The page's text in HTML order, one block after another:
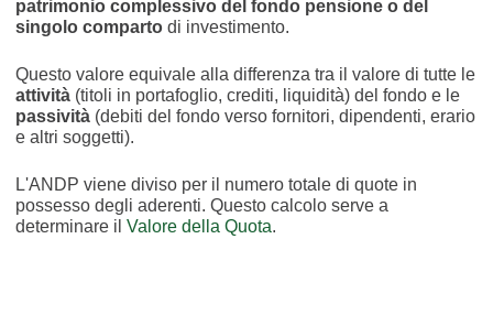
patrimonio complessivo del fondo pensione o del
singolo compartodi investimento.
Questo valore equivale alla differenza tra il valore di tutte le
attività(titoli in portafoglio, crediti, liquidità) del fondo e le
passività(debiti del fondo verso fornitori, dipendenti, erario
e altri soggetti).
L'ANDP viene diviso per il numero totale di quote in
possesso degli aderenti. Questo calcolo serve a
determinare il Valore della Quota.